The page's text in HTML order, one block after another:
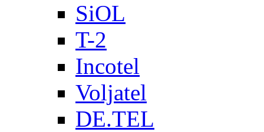
SiOL
T-2
Incotel
Voljatel
DE.TEL